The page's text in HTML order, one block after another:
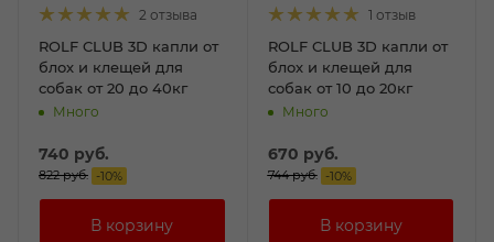
2 отзыва
ROLF CLUB 3D капли от
блох и клещей для
собак от 20 до 40кг
Много
740 руб.
822руб. -10%
1 отзыв
ROLF CLUB 3D капли от
блох и клещей для
собак от 10 до 20кг
Много
670 руб.
744руб. -10%